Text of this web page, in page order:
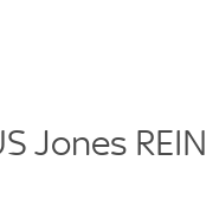
Jones REIN